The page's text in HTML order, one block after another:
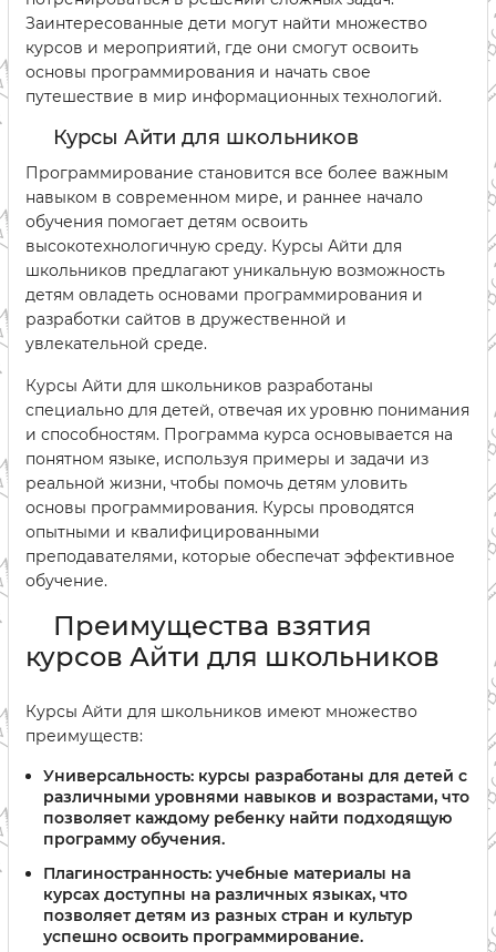
Заинтересованные дети могут найти множество
курсов и мероприятий, где они смогут освоить
основы программирования и начать свое
путешествие в мир информационных технологий.
Курсы Айти для школьников
Программирование становится все более важным
навыком в современном мире, и раннее начало
обучения помогает детям освоить
высокотехнологичную среду. Курсы Айти для
школьников предлагают уникальную возможность
детям овладеть основами программирования и
разработки сайтов в дружественной и
увлекательной среде.
Курсы Айти для школьников разработаны
специально для детей, отвечая их уровню понимания
и способностям. Программа курса основывается на
понятном языке, используя примеры и задачи из
реальной жизни, чтобы помочь детям уловить
основы программирования. Курсы проводятся
опытными и квалифицированными
преподавателями, которые обеспечат эффективное
обучение.
Преимущества взятия
курсов Айти для школьников
Курсы Айти для школьников имеют множество
преимуществ:
Универсальность: курсы разработаны для детей с
различными уровнями навыков и возрастами, что
позволяет каждому ребенку найти подходящую
программу обучения.
Плагиностранность: учебные материалы на
курсах доступны на различных языках, что
позволяет детям из разных стран и культур
успешно освоить программирование.